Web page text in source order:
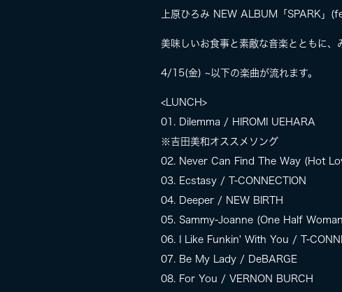
上原ひろみ NEW ALBUM「SPARK
美味しいお食事と素敵な音楽とともに、
4/15(金) ~以下の楽曲が流れます。
<LUNCH>
01. Dilemma / HIROMI UEHARA
※吉田美和オススメソング
02. Never Can Find The Way (Hot
03. Ecstasy / T-CONNECTION
04. Deeper / NEW BIRTH
05. Sammy-Joanne (One Half
06. I Like Funkin' With You / T-
07. Be My Lady / DeBARGE
08. For You / VERNON BURCH